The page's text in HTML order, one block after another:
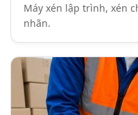
Máy xén lập trình, xén
nhãn.